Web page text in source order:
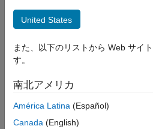
カテゴリ
802.11bn (Wi-Fi 8)
802.11be (Wi-Fi 7)
802.11ax (Wi-Fi 6)
802.11ad
Topics
SNR Definition in End-to-End
Learn how WLAN Toolbox™
Featured Examples
802.11ax Packet Error Rate
United States
また、以下のリストから Web サイ
す。
南北アメリカ
América Latina (Español)
Canada (English)